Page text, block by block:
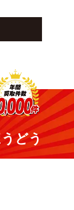
どう